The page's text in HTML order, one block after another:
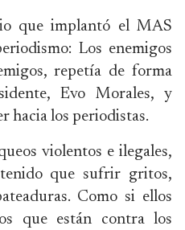
que implantó el MAS
Los enemigos
repetía de forma
Evo Morales, y
hacia los periodistas.
violentos e ilegales,
que sufrir gritos,
Como si ellos
que están contra los